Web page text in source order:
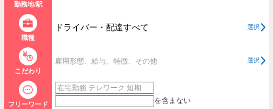
勤務地/駅
職種
ドライバー・配達すべて 選択
こだわり
雇用形態、給与、特徴、その他 選択
フリーワード を含まない